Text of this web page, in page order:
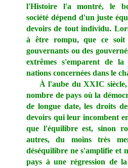
l'Histoire l'a montré, le
société dépend d'un juste
devoirs de tout individu.
à être rompu, que ce soit
gouvernants ou des
extrêmes s'emparent de
nations concernées dans le
À l'aube du XXIC siècle,
nombre de pays où la
de longue date, les droits
devoirs qui leur incombent
que l'équilibre est, sinon
autres, du moins très
déséquilibre ne s'amplifie et
pays à une régression de